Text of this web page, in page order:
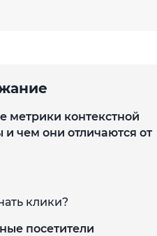
метрики контекстной
и чем они отличаются от
клики?
посетители